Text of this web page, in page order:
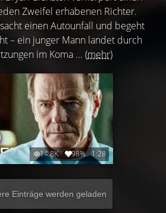
Zweifel erhabenen Richter.
einen Autounfall und begeht
– ein junger Mann landet durch
im Koma ... (mehr)
14.8K 98% 1:28
Einträge werden geladen